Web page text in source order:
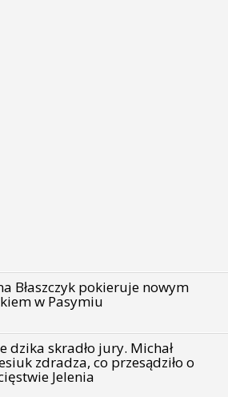
Błaszczyk pokieruje nowym
w Pasymiu
dzika skradło jury. Michał
zdradza, co przesądziło o
Jelenia